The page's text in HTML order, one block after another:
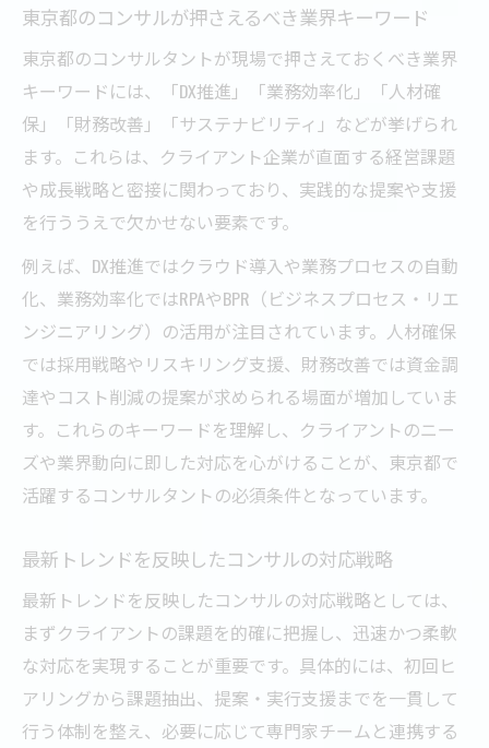
東京都のコンサルが押さえるべき業界キーワード
東京都のコンサルタントが現場で押さえておくべき業界
キーワードには、「DX推進」「業務効率化」「人材確
保」「財務改善」「サステナビリティ」などが挙げられ
ます。これらは、クライアント企業が直面する経営課題
や成長戦略と密接に関わっており、実践的な提案や支援
を行ううえで欠かせない要素です。
例えば、DX推進ではクラウド導入や業務プロセスの自動
化、業務効率化ではRPAやBPR（ビジネスプロセス・リエ
ンジニアリング）の活用が注目されています。人材確保
では採用戦略やリスキリング支援、財務改善では資金調
達やコスト削減の提案が求められる場面が増加していま
す。これらのキーワードを理解し、クライアントのニー
ズや業界動向に即した対応を心がけることが、東京都で
活躍するコンサルタントの必須条件となっています。
最新トレンドを反映したコンサルの対応戦略
最新トレンドを反映したコンサルの対応戦略としては、
まずクライアントの課題を的確に把握し、迅速かつ柔軟
な対応を実現することが重要です。具体的には、初回ヒ
アリングから課題抽出、提案・実行支援までを一貫して
行う体制を整え、必要に応じて専門家チームと連携する